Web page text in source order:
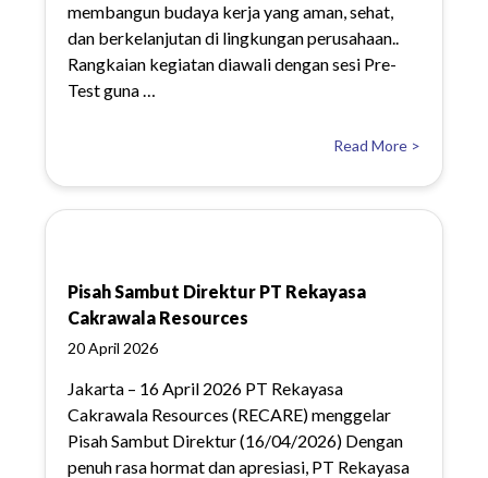
membangun budaya kerja yang aman, sehat,
dan berkelanjutan di lingkungan perusahaan..
Rangkaian kegiatan diawali dengan sesi Pre-
Test guna …
Read More >
Pisah Sambut Direktur PT Rekayasa
Cakrawala Resources
20 April 2026
Jakarta – 16 April 2026 PT Rekayasa
Cakrawala Resources (RECARE) menggelar
Pisah Sambut Direktur (16/04/2026) Dengan
penuh rasa hormat dan apresiasi, PT Rekayasa